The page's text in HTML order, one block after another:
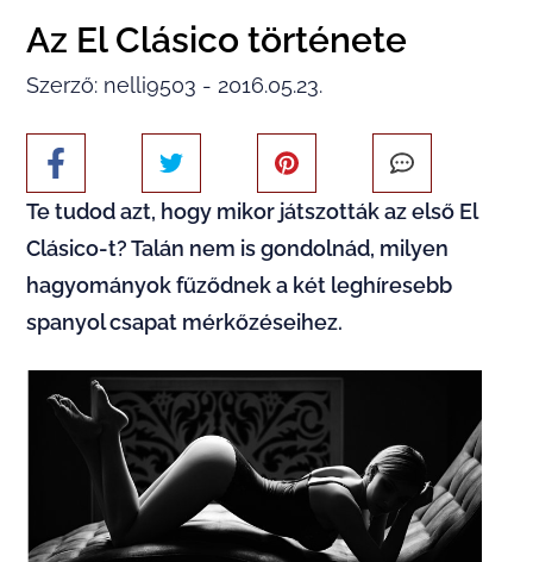
Az El Clásico története
Szerző: nelli9503 - 2016.05.23.
Te tudod azt, hogy mikor játszották az első El
Clásico-t? Talán nem is gondolnád, milyen
hagyományok fűződnek a két leghíresebb
spanyol csapat mérkőzéseihez.